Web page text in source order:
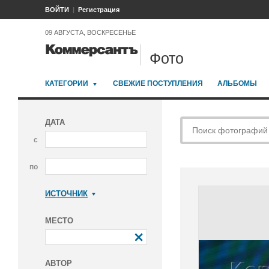
ВОЙТИ Регистрация
09 АВГУСТА, ВОСКРЕСЕНЬЕ
Фото
КАТЕГОРИИ СВЕЖИЕ ПОСТУПЛЕНИЯ АЛЬБОМЫ
ДАТА
с
по
ИСТОЧНИК
МЕСТО
АВТОР